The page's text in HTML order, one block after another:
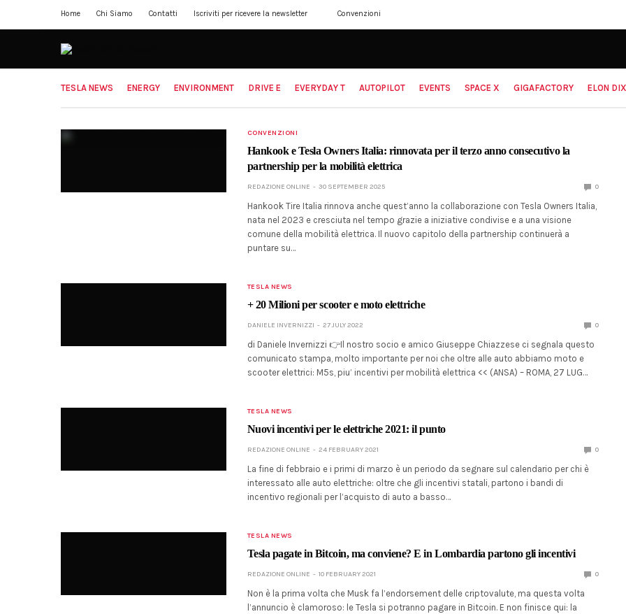
Home Chi Siamo Contatti Iscriviti per ricevere la newsletter Convenzioni
TESLA NEWS ENERGY ENVIRONMENT DRIVE E EVERYDAY T AUTOPILOT EVENTS SPACE X GIGAFACTORY ELON
CONVENZIONI
Hankook e Tesla Owners Italia: rinnovata per il terzo anno consecutivo la
partnership per la mobilità elettrica
REDAZIONE ONLINE 30 SEPTEMBER 2025 0
Hankook Tire Italia rinnova anche quest’anno la collaborazione con Tesla Owners Italia,
nata nel 2023 e cresciuta nel tempo grazie a iniziative condivise e a una visione
comune della mobilità elettrica. Il nuovo capitolo della partnership continuerà a
puntare su…
TESLA NEWS
+ 20 Milioni per scooter e moto elettriche
DANIELE INVERNIZZI 27 JULY 2022 0
di Daniele Invernizzi 👉Il nostro socio e amico Giuseppe Chiazzese ci segnala questo
comunicato stampa, molto importante per noi che oltre alle auto abbiamo moto e
scooter elettrici: M5s, piu’ incentivi per mobilità elettrica << (ANSA) – ROMA, 27 LUG…
TESLA NEWS
Nuovi incentivi per le elettriche 2021: il punto
REDAZIONE ONLINE 24 FEBRUARY 2021 0
La fine di febbraio e i primi di marzo è un periodo da segnare sul calendario per chi è
interessato alle auto elettriche: oltre che gli incentivi statali, partono i bandi di
incentivo regionali per l’acquisto di auto a basso…
TESLA NEWS
Tesla pagate in Bitcoin, ma conviene? E in Lombardia partono gli incentivi
REDAZIONE ONLINE 10 FEBRUARY 2021 0
Non è la prima volta che Musk fa l’endorsement delle criptovalute, ma questa volta
l’annuncio è clamoroso: le Tesla si potranno pagare in Bitcoin. E non finisce qui: la